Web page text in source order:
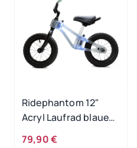
Ridephantom 12"
Acryl Laufrad blaues
79,90 €